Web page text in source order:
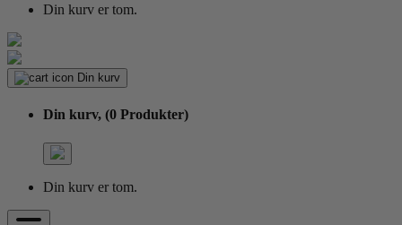
Din kurv er tom.
Din kurv
Din kurv, (0 Produkter)
Din kurv er tom.